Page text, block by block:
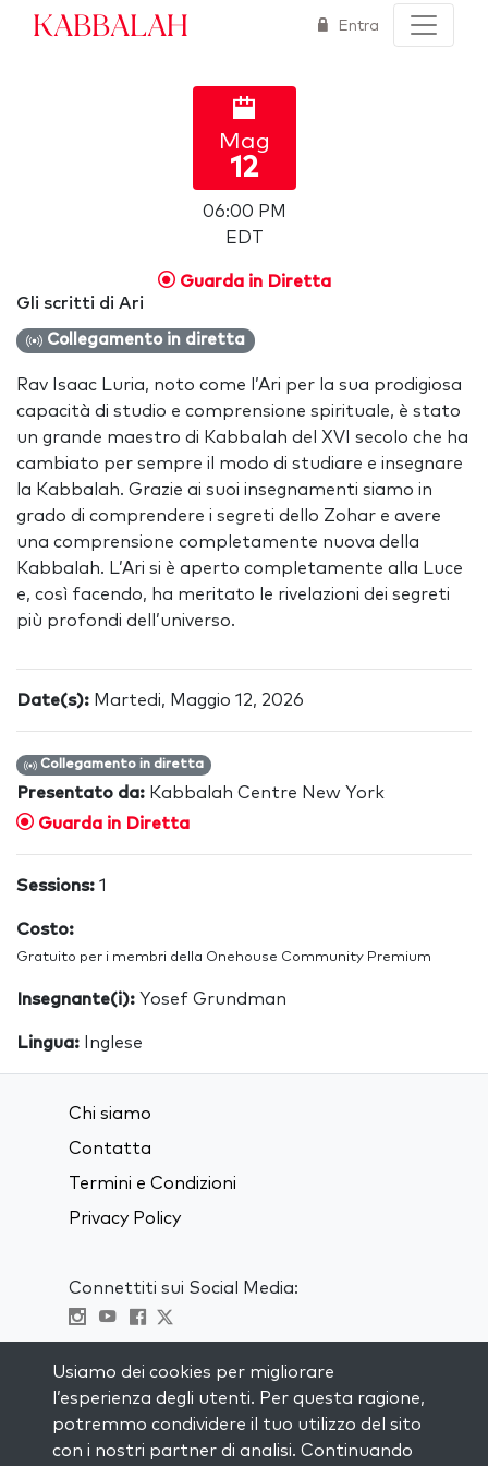
Kabbalah Entra
Mag
12
06:00 PM
EDT
Guarda in Diretta
Gli scritti di Ari
Collegamento in diretta
Rav Isaac Luria, noto come l’Ari per la sua prodigiosa
capacità di studio e comprensione spirituale, è stato
un grande maestro di Kabbalah del XVI secolo che ha
cambiato per sempre il modo di studiare e insegnare
la Kabbalah. Grazie ai suoi insegnamenti siamo in
grado di comprendere i segreti dello Zohar e avere
una comprensione completamente nuova della
Kabbalah. L’Ari si è aperto completamente alla Luce
e, così facendo, ha meritato le rivelazioni dei segreti
più profondi dell’universo.
Date(s): Martedi, Maggio 12, 2026
Collegamento in diretta
Presentato da: Kabbalah Centre New York
Guarda in Diretta
Sessions: 1
Costo:
Gratuito per i membri della Onehouse Community Premium
Insegnante(i): Yosef Grundman
Lingua: Inglese
Chi siamo
Contatta
Termini e Condizioni
Privacy Policy
Connettiti sui Social Media:
RIMANI AGGIORNATO
Iscriviti alla nostra mailing list e ricevi
Usiamo dei cookies per migliorare
l’esperienza degli utenti. Per questa ragione,
potremmo condividere il tuo utilizzo del sito
con i nostri partner di analisi. Continuando